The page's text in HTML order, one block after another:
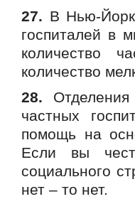
27. В Нью-
госпиталей в
количество
количество
28.
частных
помощь на
Если вы
социального
нет – то нет.